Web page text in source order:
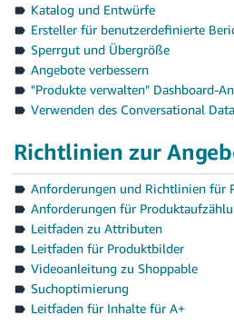
Katalog und Entwürfe
Ersteller für benutzerdefinierte
Sperrgut und Übergröße
Angebote verbessern
"Produkte verwalten" Dashboard-
Verwenden des Conversational
Richtlinien zur
Anforderungen und Richtlinien für
Anforderungen für
Leitfaden zu Attributen
Leitfaden für Produktbilder
Videoanleitung zu Shoppable
Suchoptimierung
Leitfaden für Inhalte für A+